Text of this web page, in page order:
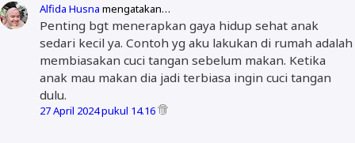
Alfida Husna mengatakan…
Penting bgt menerapkan gaya hidup sehat anak
sedari kecil ya. Contoh yg aku lakukan di rumah adalah
membiasakan cuci tangan sebelum makan. Ketika
anak mau makan dia jadi terbiasa ingin cuci tangan
dulu.
27 April 2024 pukul 14.16